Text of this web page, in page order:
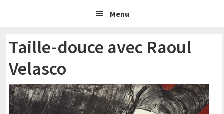
navigation
principale
principal
Menu
Taille-douce avec Raoul
Velasco